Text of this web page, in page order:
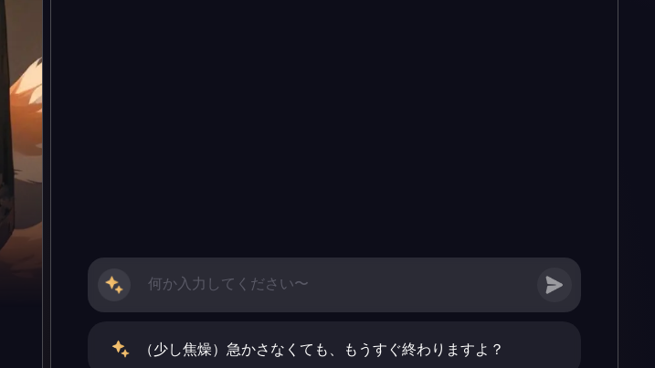
（少し焦燥）急かさなくても、もうすぐ終わりますよ？